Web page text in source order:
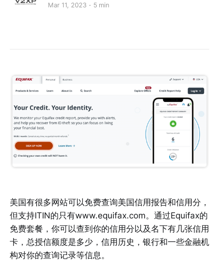
Mar 11, 2023 5 min
美国有很多网站可以免费查询美国信用报告和信用分，
但支持ITIN的只有www.equifax.com。通过Equifax的
免费套餐，你可以查到你的信用分以及名下有几张信用
卡，总授信额度是多少，信用历史，银行和一些金融机
构对你的查询记录等信息。